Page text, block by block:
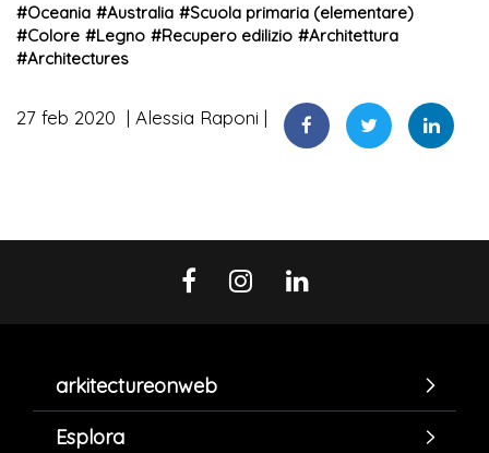
#Oceania #Australia #Scuola primaria (elementare)
#Colore #Legno #Recupero edilizio #Architettura
#Architectures
27 feb 2020 Alessia Raponi
arkitectureonweb
Esplora